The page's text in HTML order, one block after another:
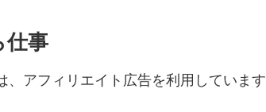
仕事
、アフィリエイト広告を利用しています